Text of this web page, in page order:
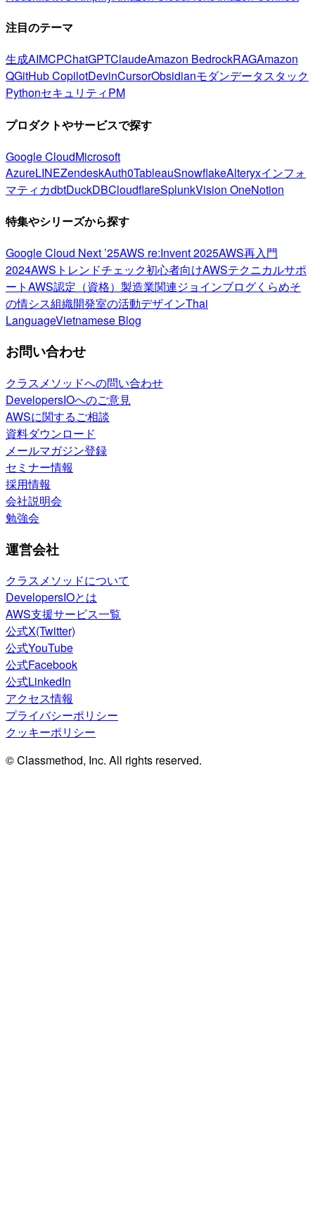
注目のテーマ
生成AIMCPChatGPTClaudeAmazon BedrockRAGAmazon
QGitHub CopilotDevinCursorObsidianモダンデータスタック
PythonセキュリティPM
プロダクトやサービスで探す
Google CloudMicrosoft
AzureLINEZendeskAuth0TableauSnowflakeAlteryxインフォ
マティカdbtDuckDBCloudflareSplunkVision OneNotion
特集やシリーズから探す
Google Cloud Next ’25AWS re:Invent 2025AWS再入門
2024AWSトレンドチェック初心者向けAWSテクニカルサポ
ートAWS認定（資格） 製造業関連ジョインブログくらめそ
の情シス組織開発室の活動デザインThai
LanguageVietnamese Blog
お問い合わせ
クラスメソッドへの問い合わせ
DevelopersIOへのご意見
AWSに関するご相談
資料ダウンロード
メールマガジン登録
セミナー情報
採用情報
会社説明会
勉強会
運営会社
クラスメソッドについて
DevelopersIOとは
AWS支援サービス一覧
公式X(Twitter)
公式YouTube
公式Facebook
公式LinkedIn
アクセス情報
プライバシーポリシー
クッキーポリシー
© Classmethod, Inc. All rights reserved.